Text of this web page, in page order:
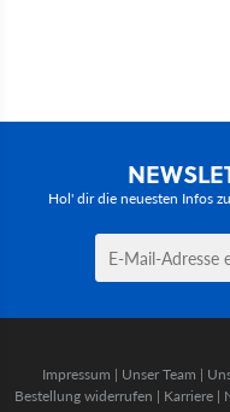
Hol' dir die neuesten Infos
Impressum | Unser Team |
Bestellung widerrufen | Karriere |